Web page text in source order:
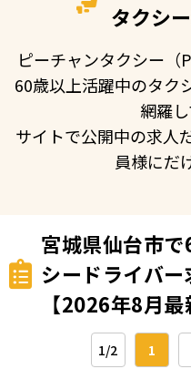
タクシ
ピーチャンタクシー（
60歳以上活躍中のタク
網羅し
サイトで公開中の求人
員様にだ
宮城県仙台市
シードライバ
【2026年8月最
1/2 1